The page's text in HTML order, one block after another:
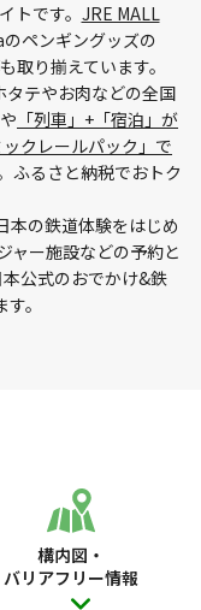
トです。 JRE MALL
ペンギングッズの
取り揃えています。
タテやお肉などの全国
「列車」+「宿泊」が
クレールパック」で
ふるさと納税でおトク
本の鉄道体験をはじめ
ャー施設などの予約と
公式のおでかけ&鉄
。
構内図・
バリアフリー情報